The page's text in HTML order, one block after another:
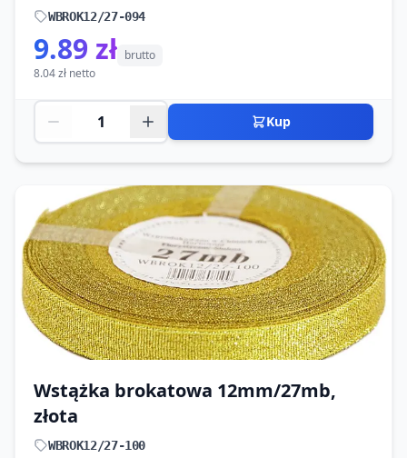
WBROK12/27-094
9.89 zł brutto
8.04 zł netto
Kup
Wstążka brokatowa 12mm/27mb,
złota
WBROK12/27-100